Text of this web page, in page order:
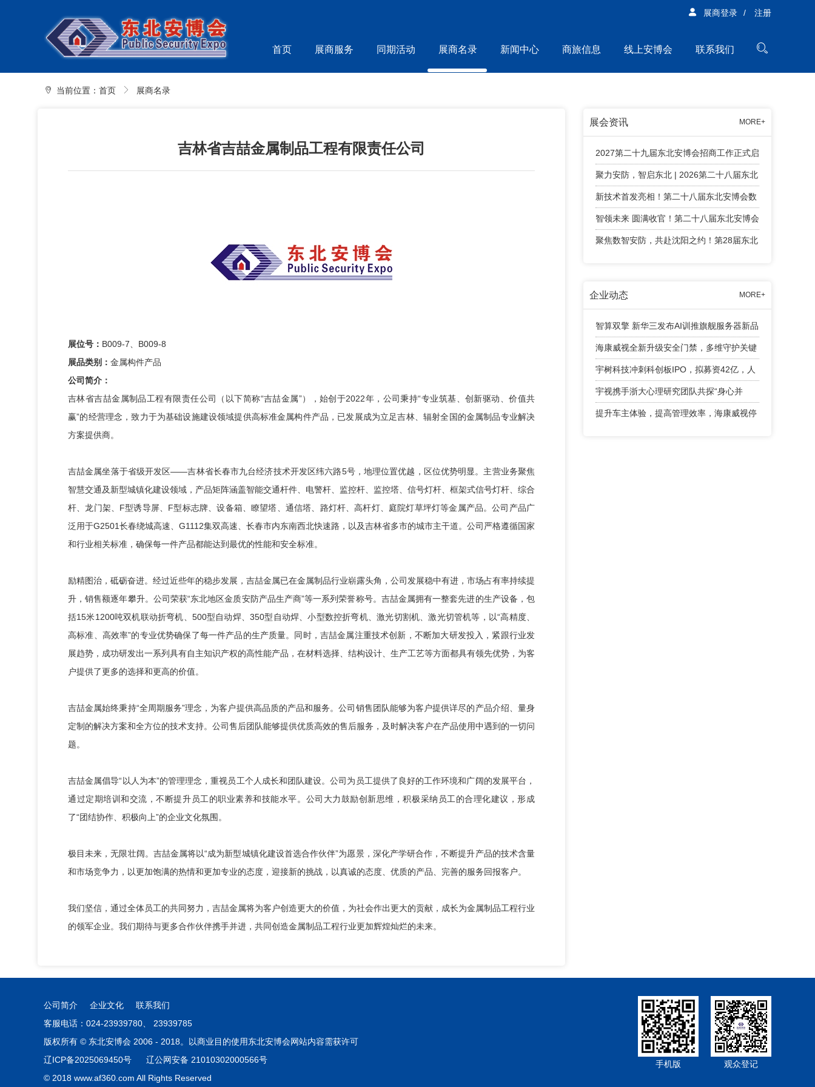
展商登录 / 注册
首页 展商服务 同期活动 展商名录 新闻中心 商旅信息 线上安博会 联系我们
当前位置： 首页 展商名录
吉林省吉喆金属制品工程有限责任公司
展位号： B009-7、B009-8
展品类别： 金属构件产品
公司简介：
吉林省吉喆金属制品工程有限责任公司（以下简称“吉喆金属”），始创于2022年，公司秉持“专业筑基、创新驱动、价值共
赢”的经营理念，致力于为基础设施建设领域提供高标准金属构件产品，已发展成为立足吉林、辐射全国的金属制品专业解决
方案提供商。
吉喆金属坐落于省级开发区——吉林省长春市九台经济技术开发区纬六路5号，地理位置优越，区位优势明显。主营业务聚焦
智慧交通及新型城镇化建设领域，产品矩阵涵盖智能交通杆件、电警杆、监控杆、监控塔、信号灯杆、框架式信号灯杆、综合
杆、龙门架、F型诱导屏、F型标志牌、设备箱、瞭望塔、通信塔、路灯杆、高杆灯、庭院灯草坪灯等金属产品。公司产品广
泛用于G2501长春绕城高速、G1112集双高速、长春市内东南西北快速路，以及吉林省多市的城市主干道。公司严格遵循国家
和行业相关标准，确保每一件产品都能达到最优的性能和安全标准。
励精图治，砥砺奋进。经过近些年的稳步发展，吉喆金属已在金属制品行业崭露头角，公司发展稳中有进，市场占有率持续提
升，销售额逐年攀升。公司荣获“东北地区金质安防产品生产商”等一系列荣誉称号。吉喆金属拥有一整套先进的生产设备，包
括15米1200吨双机联动折弯机、500型自动焊、350型自动焊、小型数控折弯机、激光切割机、激光切管机等，以“高精度、
高标准、高效率”的专业优势确保了每一件产品的生产质量。同时，吉喆金属注重技术创新，不断加大研发投入，紧跟行业发
展趋势，成功研发出一系列具有自主知识产权的高性能产品，在材料选择、结构设计、生产工艺等方面都具有领先优势，为客
户提供了更多的选择和更高的价值。
吉喆金属始终秉持“全周期服务”理念，为客户提供高品质的产品和服务。公司销售团队能够为客户提供详尽的产品介绍、量身
定制的解决方案和全方位的技术支持。公司售后团队能够提供优质高效的售后服务，及时解决客户在产品使用中遇到的一切问
题。
吉喆金属倡导“以人为本”的管理理念，重视员工个人成长和团队建设。公司为员工提供了良好的工作环境和广阔的发展平台，
通过定期培训和交流，不断提升员工的职业素养和技能水平。公司大力鼓励创新思维，积极采纳员工的合理化建议，形成
了“团结协作、积极向上”的企业文化氛围。
极目未来，无限壮阔。吉喆金属将以“成为新型城镇化建设首选合作伙伴”为愿景，深化产学研合作，不断提升产品的技术含量
和市场竞争力，以更加饱满的热情和更加专业的态度，迎接新的挑战，以真诚的态度、优质的产品、完善的服务回报客户。
我们坚信，通过全体员工的共同努力，吉喆金属将为客户创造更大的价值，为社会作出更大的贡献，成长为金属制品工程行业
的领军企业。我们期待与更多合作伙伴携手并进，共同创造金属制品工程行业更加辉煌灿烂的未来。
展会资讯 MORE+
2027第二十九届东北安博会招商工作正式启
动！
聚力安防，智启东北 | 2026第二十八届东北
安博会精彩回顾！
新技术首发亮相！第二十八届东北安博会数
字安防智能终端新技术首发专区亮点纷呈
智领未来 圆满收官！第二十八届东北安博会
顺利闭幕！
聚焦数智安防，共赴沈阳之约！第28届东北
企业动态 MORE+
智算双擎 新华三发布AI训推旗舰服务器新品
海康威视全新升级安全门禁，多维守护关键
出入口
宇树科技冲刺科创板IPO，拟募资42亿，人
形机器人成业绩增长引擎
宇视携手浙大心理研究团队共探“身心并
举”育人新路径
提升车主体验，提高管理效率，海康威视停
公司简介 企业文化
联系我们
客服电话：024-23939780、 23939785
版权所有 © 东北安博会 2006 - 2018。以商业目的使用东北安博会网站内容需获许可
辽ICP备2025069450号
辽公网安备 21010302000566号
© 2018 www.af360.com All Rights Reserved
观众登记
手机版